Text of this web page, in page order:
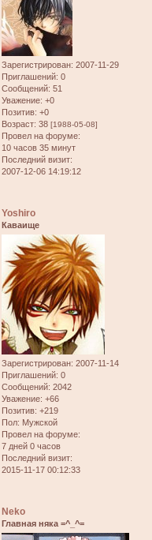
Зарегистрирован: 2007-11-29
Приглашений: 0
Сообщений: 51
Уважение: +0
Позитив: +0
Возраст: 38 [1988-05-08]
Провел на форуме:
10 часов 35 минут
Последний визит:
2007-12-06 14:19:12
Yoshiro
Каваище
Зарегистрирован: 2007-11-14
Приглашений: 0
Сообщений: 2042
Уважение: +66
Позитив: +219
Пол: Мужской
Провел на форуме:
7 дней 0 часов
Последний визит:
2015-11-17 00:12:33
Neko
Главная няка =^_^=